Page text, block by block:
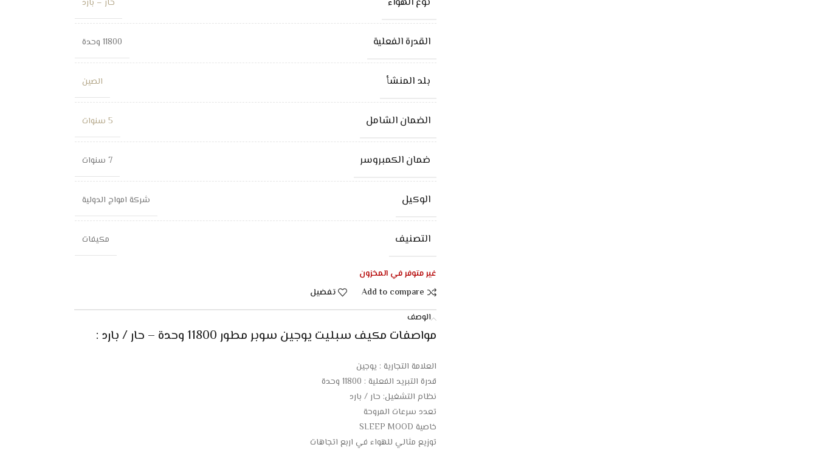
حار – بارد
القدرة الفعلية 11800 وحدة
بلد المنشأ الصين
الضمان الشامل 5 سنوات
ضمان الكمبروسر 7 سنوات
الوكيل شركة امواج الدولية
التصنيف مكيفات
غير متوفر في المخزون
Add to compare
تفضيل
الوصف
مواصفات مكيف سبليت يوجين سوبر مطور 11800 وحدة – حار / بارد :
العلامة التجارية : يوجين
قدرة التبريد الفعلية : 11800 وحدة
نظام التشغيل: حار / بارد
تعدد سرعات المروحة
خاصية SLEEP MOOD
توزيع مثالي للهواء في اربع اتجاهات